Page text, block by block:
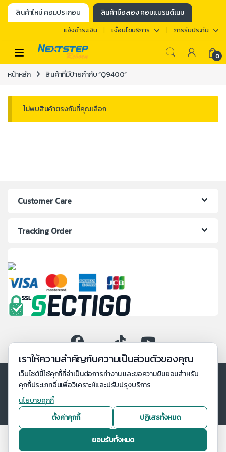
สินค้าใหม่ คอมประกอบ สินค้ามือสอง คอมแบรนด์เนม
แจ้งชำระเงิน เงื่อนไขบริการ การรับประกัน
0
หน้าหลัก สินค้าที่มีป้ายกำกับ “Q9400”
ไม่พบสินค้าตรงกับที่คุณเลือก
Customer Care
Tracking Order
เราให้ความสำคัญกับความเป็นส่วนตัวของคุณ
เว็บไซต์นี้ใช้คุกกี้ที่จำเป็นต่อการทำงาน และขอความยินยอมสำหรับ
คุกกี้ประเภทอื่นเพื่อวิเคราะห์และปรับปรุงบริการ
นโยบายคุกกี้
ตั้งค่าคุกกี้
ปฏิเสธทั้งหมด
ยอมรับทั้งหมด